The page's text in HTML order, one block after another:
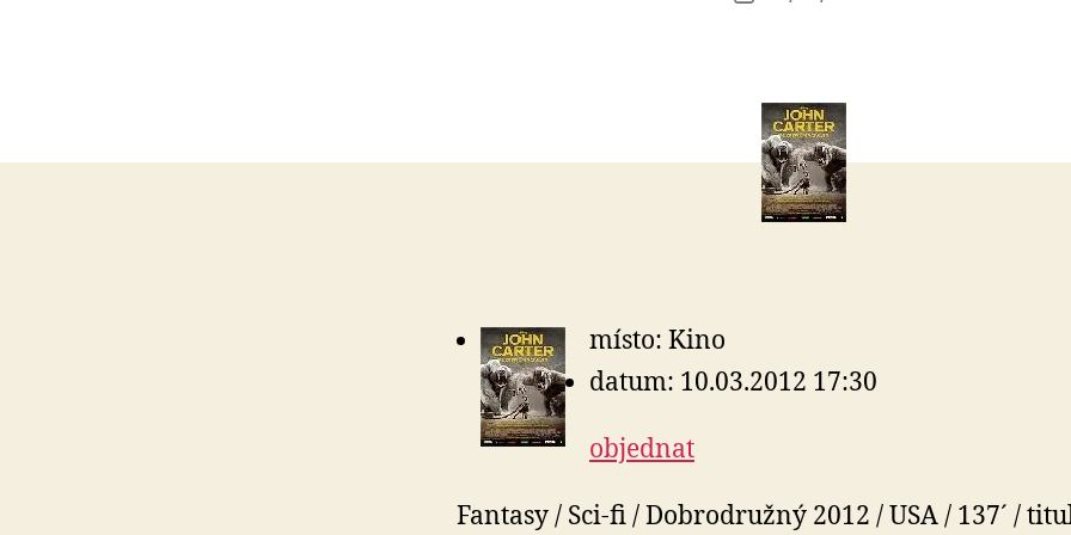
místo: Kino
datum: 10.03.2012 17:30
objednat
Fantasy / Sci-fi / Dobrodružný 2012 / USA / 137´ /